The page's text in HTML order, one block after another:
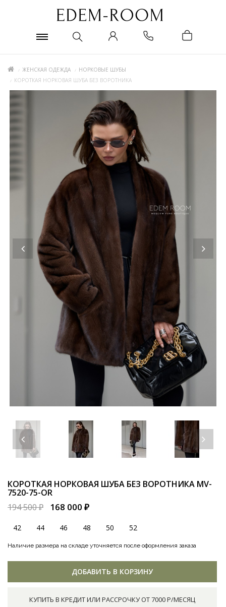
ЖЕНСКАЯ ОДЕЖДА
НОРКОВЫЕ ШУБЫ
КОРОТКАЯ НОРКОВАЯ ШУБА БЕЗ ВОРОТНИКА
КОРОТКАЯ НОРКОВАЯ ШУБА БЕЗ ВОРОТНИКА MV-
7520-75-OR
194 500 ₽
168 000 ₽
42 44 46 48 50 52
Наличие размера на складе уточняется после оформления заказа
ДОБАВИТЬ В КОРЗИНУ
КУПИТЬ В КРЕДИТ ИЛИ РАССРОЧКУ ОТ 7000 Р/МЕСЯЦ